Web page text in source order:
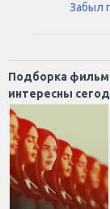
Забыл
Подборка
интересны